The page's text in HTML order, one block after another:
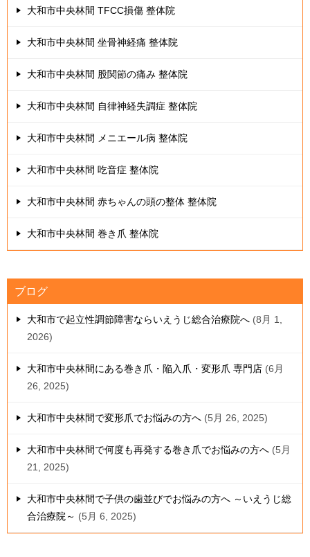
大和市中央林間 TFCC損傷 整体院
大和市中央林間 坐骨神経痛 整体院
大和市中央林間 股関節の痛み 整体院
大和市中央林間 自律神経失調症 整体院
大和市中央林間 メニエール病 整体院
大和市中央林間 吃音症 整体院
大和市中央林間 赤ちゃんの頭の整体 整体院
大和市中央林間 巻き爪 整体院
ブログ
大和市で起立性調節障害ならいえうじ総合治療院へ 8月 1,
2026
大和市中央林間にある巻き爪・陥入爪・変形爪 専門店 6月
26, 2025
大和市中央林間で変形爪でお悩みの方へ 5月 26, 2025
大和市中央林間で何度も再発する巻き爪でお悩みの方へ 5月
21, 2025
大和市中央林間で子供の歯並びでお悩みの方へ ～いえうじ総
合治療院～
5月 6, 2025